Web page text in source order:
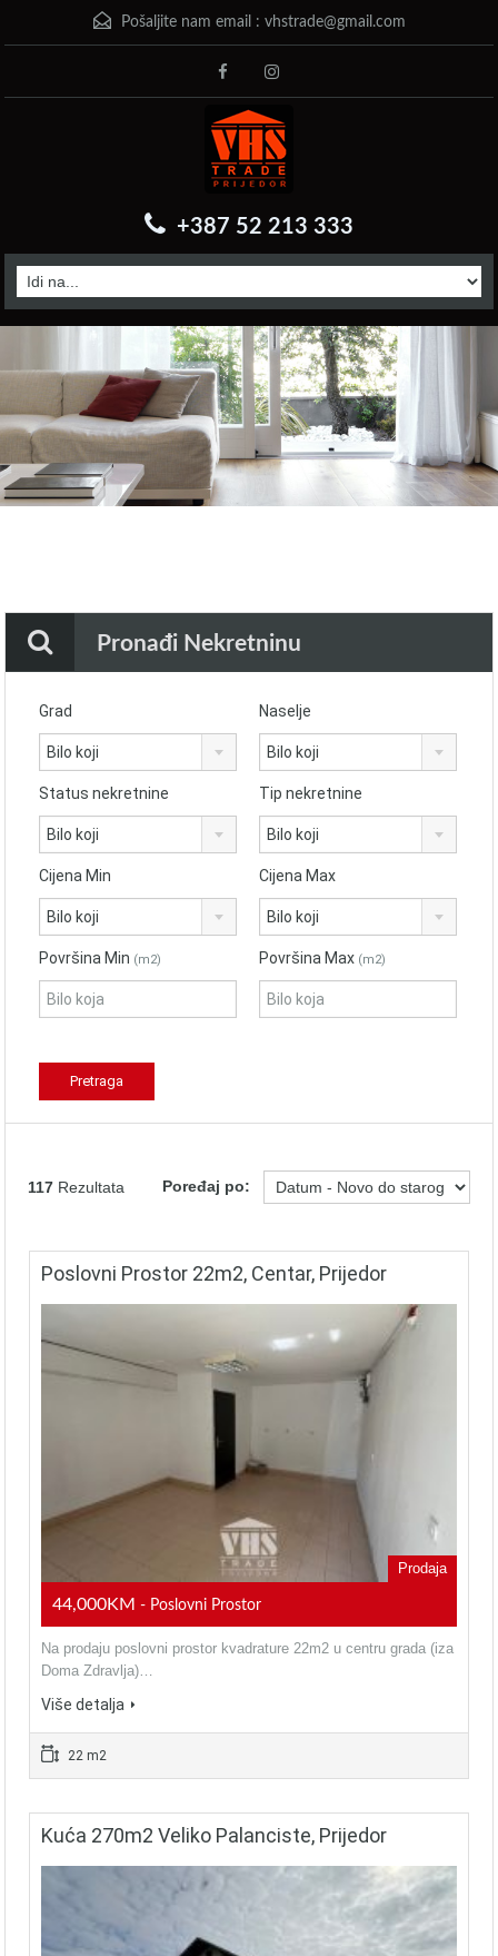
Pošaljite nam email : vhstrade@gmail.com
+387 52 213 333
Pronađi Nekretninu
Grad
Bilo koji
Naselje
Bilo koji
Status nekretnine
Bilo koji
Tip nekretnine
Bilo koji
Cijena Min
Bilo koji
Cijena Max
Bilo koji
Površina Min (m2) Površina Max (m2)
117 Rezultata Poređaj po:
Poslovni Prostor 22m2, Centar, Prijedor
Prodaja
44,000KM - Poslovni Prostor
Na prodaju poslovni prostor kvadrature 22m2 u centru grada (iza
Doma Zdravlja)…
Više detalja
22 m2
Kuća 270m2 Veliko Palanciste, Prijedor